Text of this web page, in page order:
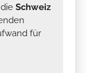
Schweiz
für